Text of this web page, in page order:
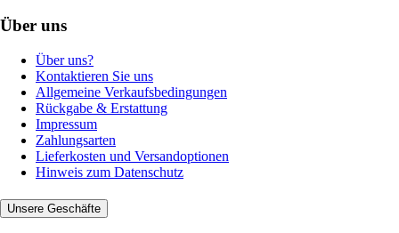
Über uns
Über uns?
Kontaktieren Sie uns
Allgemeine Verkaufsbedingungen
Rückgabe & Erstattung
Impressum
Zahlungsarten
Lieferkosten und Versandoptionen
Hinweis zum Datenschutz
Unsere Geschäfte